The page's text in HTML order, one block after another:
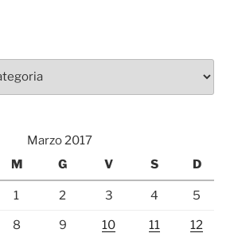
Marzo 2017
M G V S D
1 2 3 4 5
8 9 10 11 12